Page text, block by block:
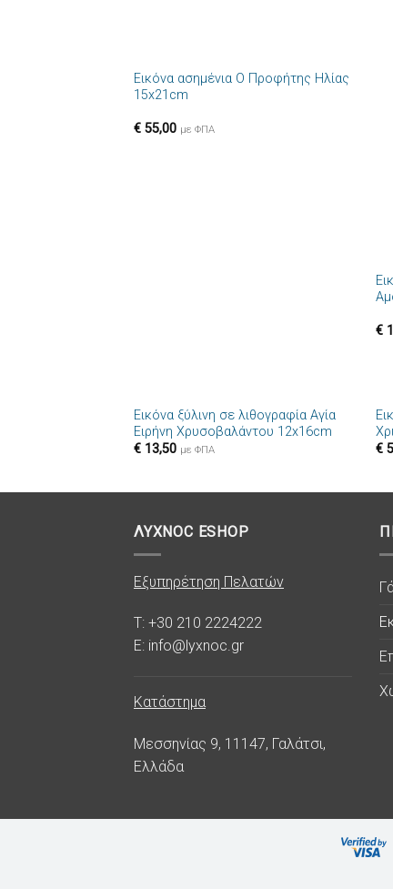
Πρόσθήκη
Εικόνα ασημένια Ο Προφήτης Ηλίας
15x21cm
€55,00 με ΦΠΑ
€
Πρόσθήκη
στην λίστα
Εικόνα ξύλινη σε λιθογραφία Αγία
Ειρήνη Χρυσοβαλάντου 12x16cm
€13,50 με ΦΠΑ
€
ΛΥΧΝΟC ESHOP
Εξυπηρέτηση Πελατών
T: +30 210 2224222
E: info@lyxnoc.gr
Κατάστημα
Μεσσηνίας 9, 11147, Γαλάτσι,
Ελλάδα